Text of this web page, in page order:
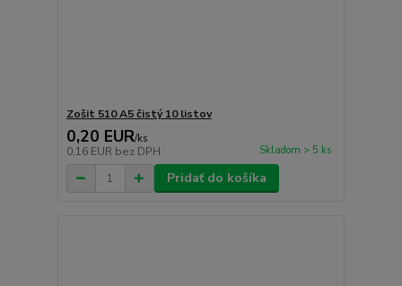
Zošit 510 A5 čistý 10 listov
0,20 EUR/ks
0,16 EUR bez DPH Skladom > 5 ks
Pridať do košíka